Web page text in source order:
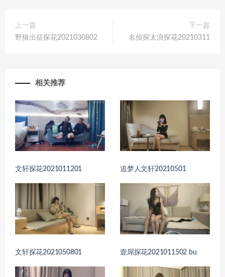
上一篇
野狼出征探花2021030802
下一篇
名侦探太浪探花20210311
相关推荐
文轩探花2021011201 追梦人文轩20210501
文轩探花2021050801 壹屌探花2021011502 bu